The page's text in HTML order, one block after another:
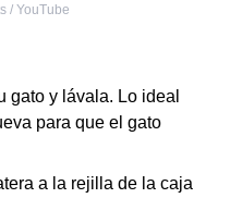
/ YouTube
gato y lávala. Lo ideal
para que el gato
a la rejilla de la caja